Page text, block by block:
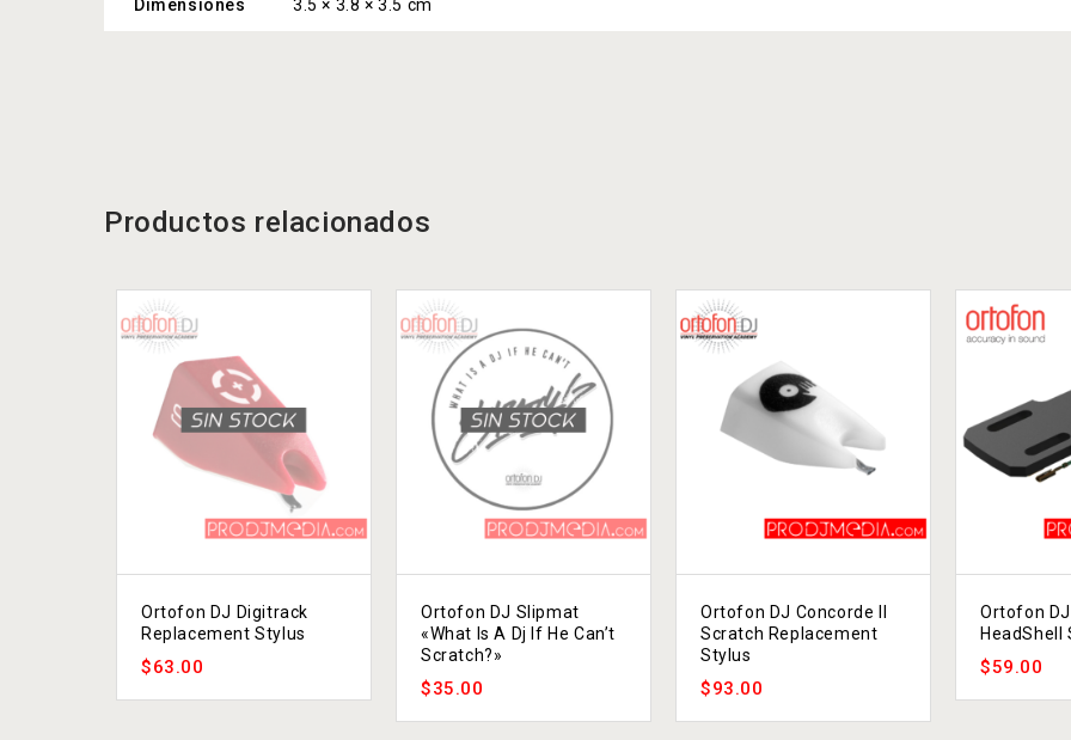
Dimensiones 3.5 × 3.8 × 3.5 cm
Productos relacionados
Ortofon DJ Digitrack
Replacement Stylus
$63.00
Ortofon DJ Slipmat
«What Is A Dj If He Can’t
Scratch?»
$35.00
Ortofon DJ Concorde II
Scratch Replacement
Stylus
$93.00
Ortofon
HeadShell
$59.00